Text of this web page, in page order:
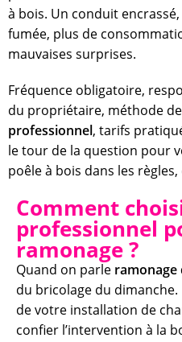
à bois. Un conduit
fumée, plus de
mauvaises surprises.
Fréquence obligatoire,
du propriétaire, méthode
professionnel, tarifs
le tour de la question pour
poêle à bois dans les
Comment
professionnel
ramonage ?
Quand on parle ramonage
du bricolage du
de votre installation de
confier l’intervention à la